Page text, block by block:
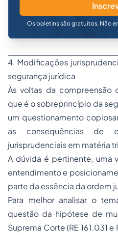
Os boletins são gratuitos. Não
4. Modificações
segurança jurídica
Às voltas da compreensão
que é o sobreprincípio da
um questionamento
as consequências de
jurisprudenciais em matéria
A dúvida é pertinente, uma
entendimento e
parte da essência da ordem
Para melhor analisar o
questão da hipótese de
Suprema Corte (RE 161.031